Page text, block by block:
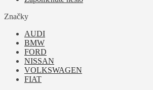
Značky
AUDI
BMW
FORD
NISSAN
VOLKSWAGEN
FIAT